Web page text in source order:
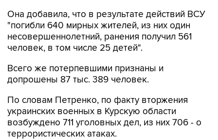
Она добавила, что в результате действий ВСУ
"погибли 640 мирных жителей, из них один
несовершеннолетний, ранения получил 561
человек, в том числе 25 детей".
Всего же потерпевшими признаны и
допрошены 87 тыс. 389 человек.
По словам Петренко, по факту вторжения
украинских военных в Курскую области
возбуждено 711 уголовных дел, из них 706 - о
террористических атаках.